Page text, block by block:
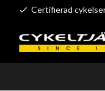
Certifierad